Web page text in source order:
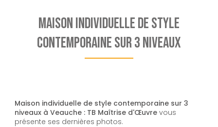
Maison individuelle de style
contemporaine sur 3 niveaux
Maison individuelle de style contemporaine sur 3
niveaux à Veauche : TB Maîtrise d'Œuvre vous
présente ses dernières photos.